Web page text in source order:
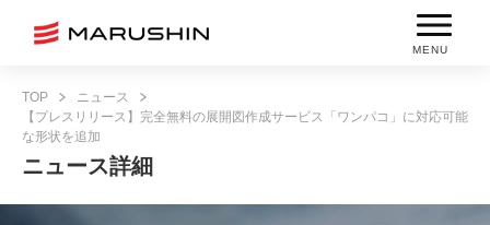
MENU
TOP
ニュース
【プレスリリース】完全無料の展開図作成サービス「ワンパコ」に対応可能
な形状を追加
ニュース詳細